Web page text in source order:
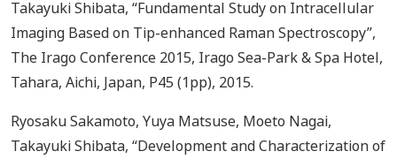
Takayuki Shibata, “Fundamental Study on Intracellular
Imaging Based on Tip-enhanced Raman Spectroscopy”,
The Irago Conference 2015, Irago Sea-Park & Spa Hotel,
Tahara, Aichi, Japan, P45 (1pp), 2015.
Ryosaku Sakamoto, Yuya Matsuse, Moeto Nagai,
Takayuki Shibata, “Development and Characterization of